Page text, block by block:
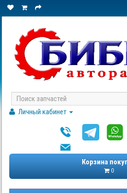
Личный кабинет
Корзина
0